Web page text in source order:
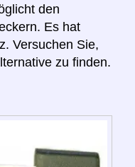
den
Es hat
Versuchen Sie,
zu finden.